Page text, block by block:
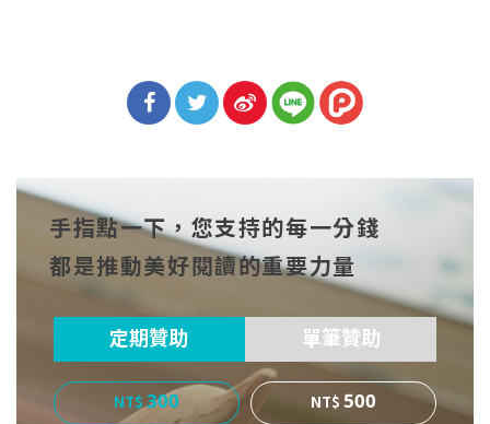
cebo
ok
witt
er
博
手指點一下，您支持的每一分錢
都是推動美好閱讀的重要力量
定期贊助 單筆贊助
300
500